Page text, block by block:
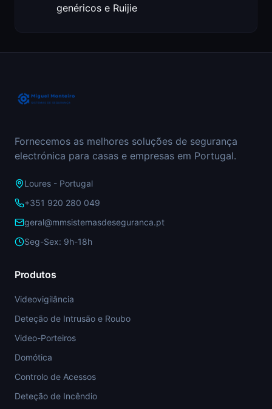
genéricos e Ruijie
Fornecemos as melhores soluções de segurança
electrónica para casas e empresas em Portugal.
Loures - Portugal
+351 920 280 049
geral@mmsistemasdeseguranca.pt
Seg-Sex: 9h-18h
Produtos
Videovigilância
Deteção de Intrusão e Roubo
Video-Porteiros
Domótica
Controlo de Acessos
Deteção de Incêndio